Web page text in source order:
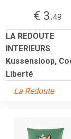
€ 3.49
LA REDOUTE
INTERIEURS
Kussensloop,
Liberté
La Redoute